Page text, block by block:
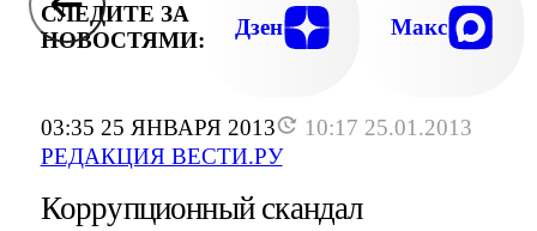
03:35 25 ЯНВАРЯ 2013
10:17 25.01.2013
РЕДАКЦИЯ ВЕСТИ.РУ
СЛЕДИТЕ ЗА
НОВОСТЯМИ:
Дзен Макс
Коррупционный скандал